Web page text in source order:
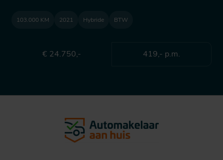
103.000 KM 2021 Hybride BTW
€ 24.750,- 419,- p.m.